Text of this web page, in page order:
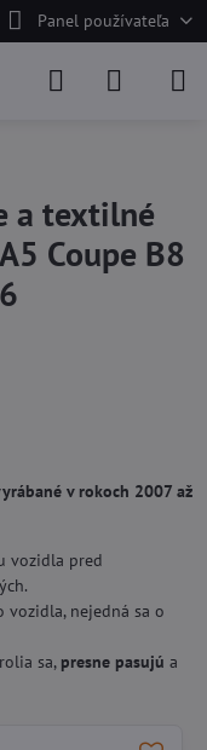
Panel používateľa
a textilné
Coupe B8
v rokoch 2007 až
vozidla pred
vozidla, nejedná sa o
sa, presne pasujú a